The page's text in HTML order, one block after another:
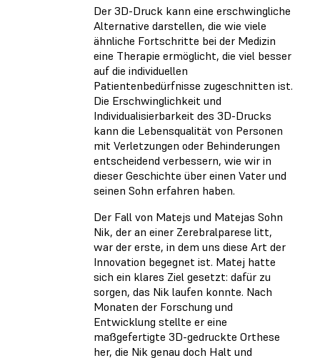
Der 3D-Druck kann eine erschwingliche
Alternative darstellen, die wie viele
ähnliche Fortschritte bei der Medizin
eine Therapie ermöglicht, die viel besser
auf die individuellen
Patientenbedürfnisse zugeschnitten ist.
Die Erschwinglichkeit und
Individualisierbarkeit des 3D-Drucks
kann die Lebensqualität von Personen
mit Verletzungen oder Behinderungen
entscheidend verbessern, wie wir in
dieser Geschichte über einen Vater und
seinen Sohn erfahren haben.
Der Fall von Matejs und Matejas Sohn
Nik, der an einer Zerebralparese litt,
war der erste, in dem uns diese Art der
Innovation begegnet ist. Matej hatte
sich ein klares Ziel gesetzt: dafür zu
sorgen, das Nik laufen konnte. Nach
Monaten der Forschung und
Entwicklung stellte er eine
maßgefertigte 3D-gedruckte Orthese
her, die Nik genau doch Halt und